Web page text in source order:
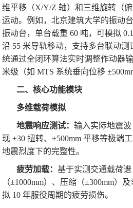
维平移（X/Y/Z 轴）和三维旋转（
运动。例如，北京建筑大学的振动
振动台，单台载重 60 吨，可模拟
沿 55 米导轨移动，支持多台联动
统通过全闭环算法实时调整作动器
米级（如 MTS 系统垂向位移
二、核心功能模块
多维载荷模拟
地震响应测试：输入实际地震
现 ±30 扭转、±500mm 平移等极端
地震烈度下的完整性。
疲劳加载：基于实测交通载荷
（±1000mm）、压缩（±300mm）
拟 10 年服役周期的疲劳损伤。